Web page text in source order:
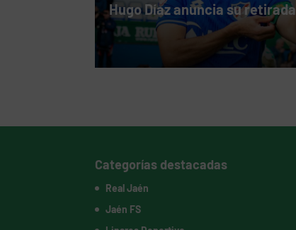
Hugo Díaz anuncia su retirada
Categorías destacadas
Real Jaén
Jaén FS